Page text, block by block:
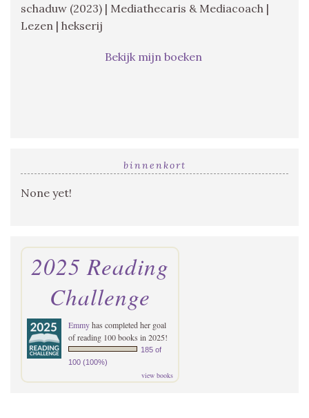
schaduw (2023) | Mediathecaris & Mediacoach |
Lezen | hekserij
Bekijk mijn boeken
binnenkort
None yet!
2025 Reading
Challenge
Emmyhas completed her goal
of reading 100 books in 2025!
185 of
100 (100%)
view books